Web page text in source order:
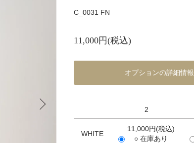
C_0031 FN
11,000円(税込)
オプションの詳細情報
2
WHITE
11,000円(税込)
○ 在庫あり